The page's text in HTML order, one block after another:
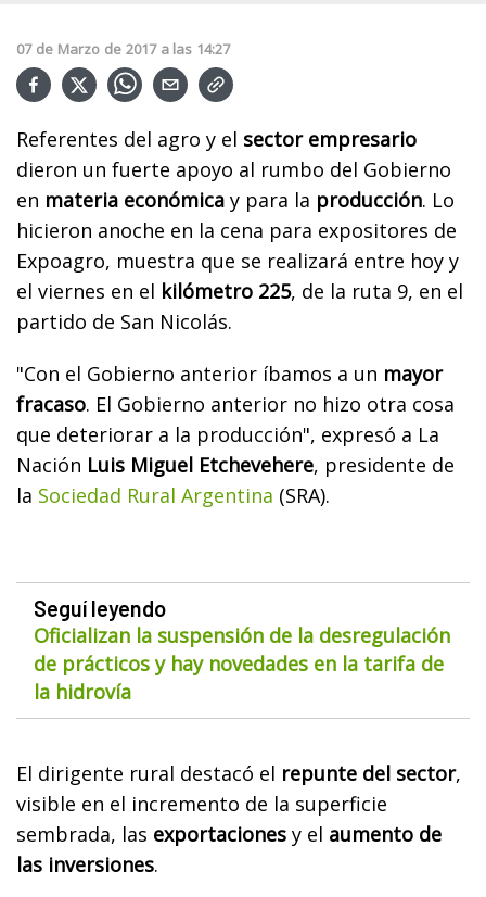
07 de Marzo de 2017 a las 14:27
Referentes del agro y el sector empresario
dieron un fuerte apoyo al rumbo del Gobierno
en materia económica y para la producción. Lo
hicieron anoche en la cena para expositores de
Expoagro, muestra que se realizará entre hoy y
el viernes en el kilómetro 225, de la ruta 9, en el
partido de San Nicolás.
"Con el Gobierno anterior íbamos a un mayor
fracaso. El Gobierno anterior no hizo otra cosa
que deteriorar a la producción", expresó a La
Nación Luis Miguel Etchevehere, presidente de
la Sociedad Rural Argentina (SRA).
Seguí leyendo
Oficializan la suspensión de la desregulación
de prácticos y hay novedades en la tarifa de
la hidrovía
El dirigente rural destacó el repunte del sector,
visible en el incremento de la superficie
sembrada, las exportaciones y el aumento de
las inversiones.